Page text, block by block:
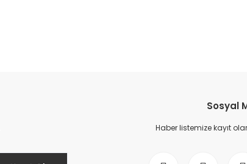
Sosyal
Haber listemize kayıt